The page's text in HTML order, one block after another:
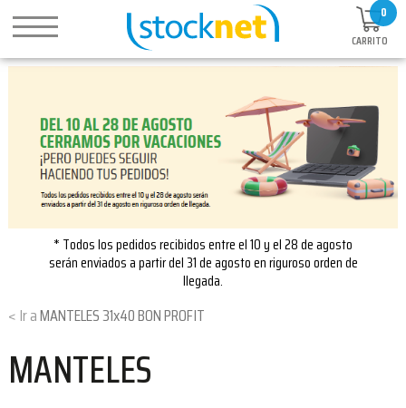
0
CARRITO
* Todos los pedidos recibidos entre el 10 y el 28 de agosto
serán enviados a partir del 31 de agosto en riguroso orden de
llegada.
MANTELES 31x40 BON PROFIT
MANTELES